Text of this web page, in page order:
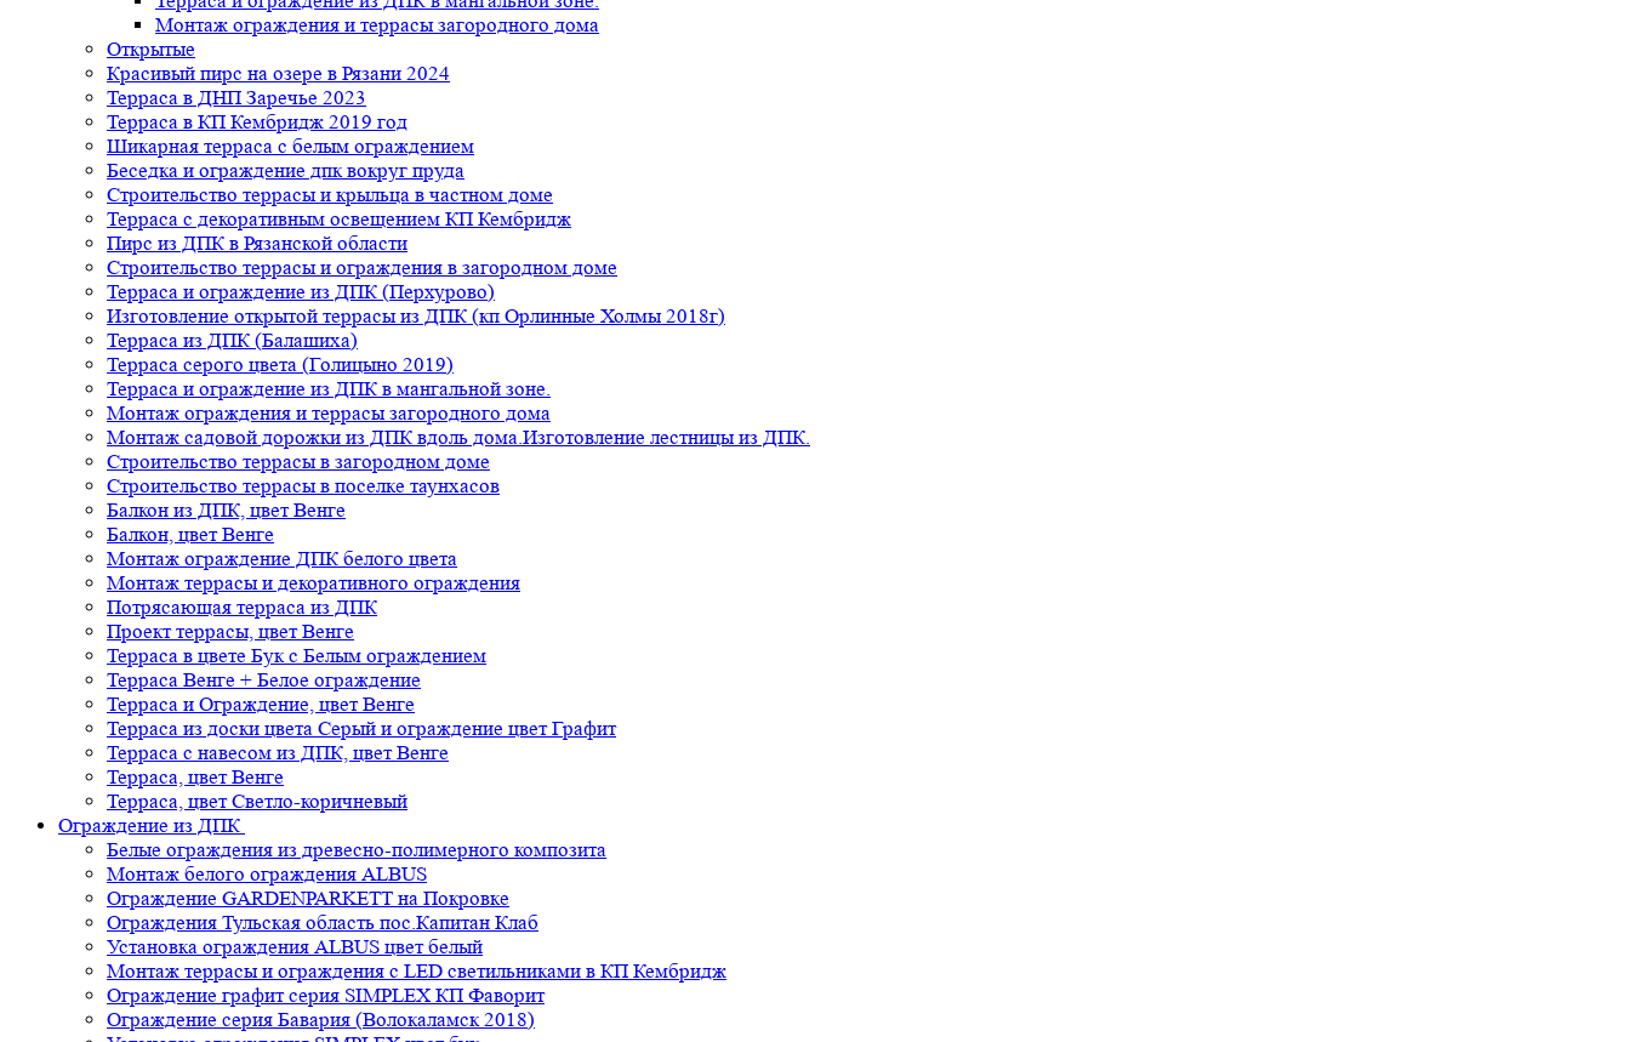
Монтаж ограждения и террасы загородного дома
Открытые
Красивый пирс на озере в Рязани 2024
Терраса в ДНП Заречье 2023
Терраса в КП Кембридж 2019 год
Шикарная терраса с белым ограждением
Беседка и ограждение дпк вокруг пруда
Строительство террасы и крыльца в частном доме
Терраса с декоративным освещением КП Кембридж
Пирс из ДПК в Рязанской области
Строительство террасы и ограждения в загородном доме
Терраса и ограждение из ДПК (Перхурово)
Изготовление открытой террасы из ДПК (кп Орлинные Холмы 2018г)
Терраса из ДПК (Балашиха)
Терраса серого цвета (Голицыно 2019)
Терраса и ограждение из ДПК в мангальной зоне.
Монтаж ограждения и террасы загородного дома
Монтаж садовой дорожки из ДПК вдоль дома.Изготовление лестницы из ДПК.
Строительство террасы в загородном доме
Строительство террасы в поселке таунхасов
Балкон из ДПК, цвет Венге
Балкон, цвет Венге
Монтаж ограждение ДПК белого цвета
Монтаж террасы и декоративного ограждения
Потрясающая терраса из ДПК
Проект террасы, цвет Венге
Терраса в цвете Бук с Белым ограждением
Терраса Венге + Белое ограждение
Терраса и Ограждение, цвет Венге
Терраса из доски цвета Серый и ограждение цвет Графит
Терраса с навесом из ДПК, цвет Венге
Терраса, цвет Венге
Терраса, цвет Светло-коричневый
Ограждение из ДПК
Белые ограждения из древесно-полимерного композита
Монтаж белого ограждения ALBUS
Ограждение GARDENPARKETT на Покровке
Ограждения Тульская область пос.Капитан Клаб
Установка ограждения ALBUS цвет белый
Монтаж террасы и ограждения с LED светильниками в КП Кембридж
Ограждение графит серия SIMPLEX КП Фаворит
Ограждение серия Бавария (Волокаламск 2018)